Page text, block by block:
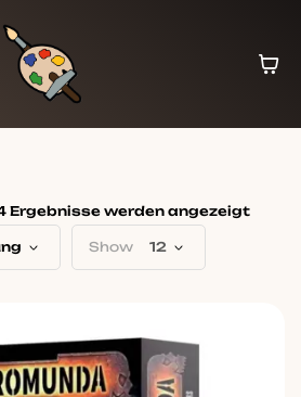
Ergebnisse werden angezeigt
Show 12